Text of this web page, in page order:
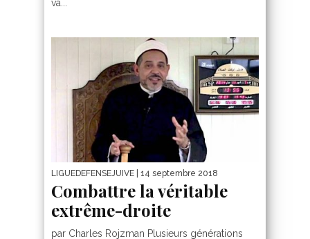
va...
LIGUEDEFENSEJUIVE | 14 septembre 2018
Combattre la véritable
extrême-droite
par Charles Rojzman Plusieurs générations